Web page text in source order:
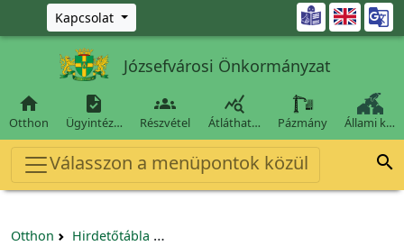
Ugrás a fő tartalomra
Kapcsolat 
Józsefvárosi Önkormányzat

Otthon

Ügyintéz…

Részvétel

Átláthat… Pázmány Állami k…
Válasszon a menüpontok közül 
Otthon Hirdetőtábla